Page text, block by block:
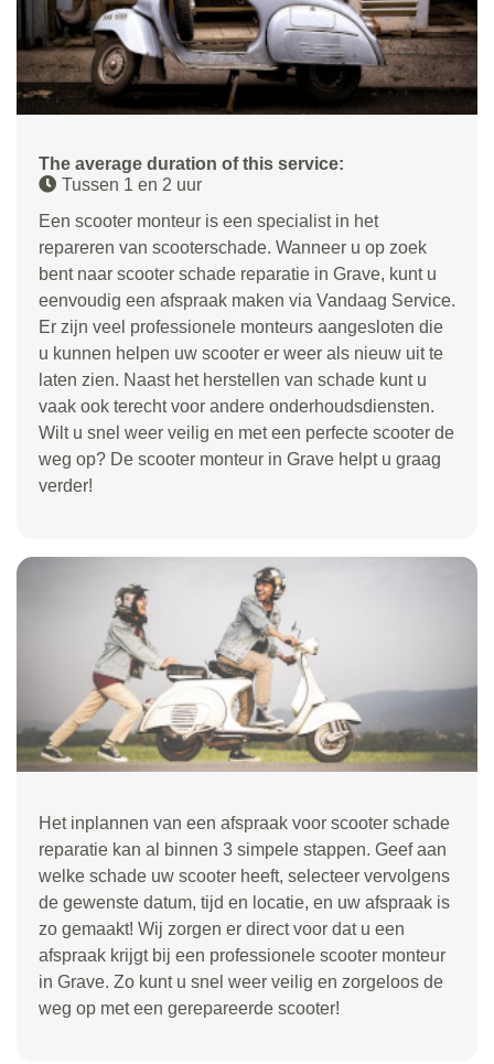
The average duration of this service:
Tussen 1 en 2 uur
Een scooter monteur is een specialist in het
repareren van scooterschade. Wanneer u op zoek
bent naar scooter schade reparatie in Grave, kunt u
eenvoudig een afspraak maken via Vandaag Service.
Er zijn veel professionele monteurs aangesloten die
u kunnen helpen uw scooter er weer als nieuw uit te
laten zien. Naast het herstellen van schade kunt u
vaak ook terecht voor andere onderhoudsdiensten.
Wilt u snel weer veilig en met een perfecte scooter de
weg op? De scooter monteur in Grave helpt u graag
verder!
Het inplannen van een afspraak voor scooter schade
reparatie kan al binnen 3 simpele stappen. Geef aan
welke schade uw scooter heeft, selecteer vervolgens
de gewenste datum, tijd en locatie, en uw afspraak is
zo gemaakt! Wij zorgen er direct voor dat u een
afspraak krijgt bij een professionele scooter monteur
in Grave. Zo kunt u snel weer veilig en zorgeloos de
weg op met een gerepareerde scooter!